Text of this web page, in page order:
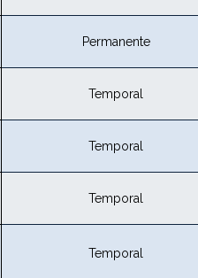
Permanente
Temporal
Temporal
Temporal
Temporal